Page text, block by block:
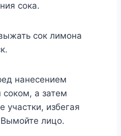
сока.
сок лимона
нанесением
а затем
участки, избегая
Вымойте лицо.